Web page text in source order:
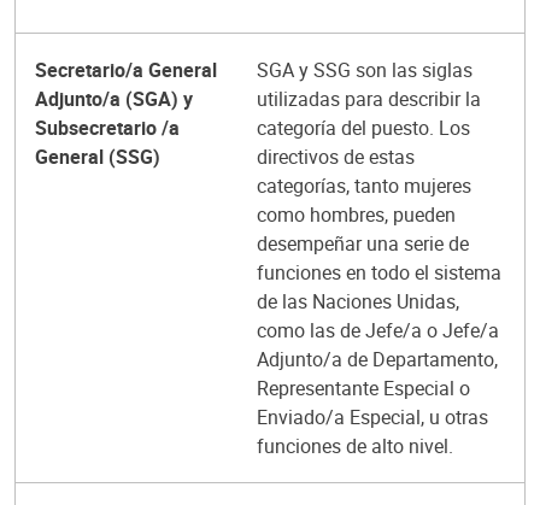
Secretario/a General
Adjunto/a (SGA) y
Subsecretario /a
General (SSG)
SGA y SSG son las siglas
utilizadas para describir la
categoría del puesto. Los
directivos de estas
categorías, tanto mujeres
como hombres, pueden
desempeñar una serie de
funciones en todo el sistema
de las Naciones Unidas,
como las de Jefe/a o Jefe/a
Adjunto/a de Departamento,
Representante Especial o
Enviado/a Especial, u otras
funciones de alto nivel.